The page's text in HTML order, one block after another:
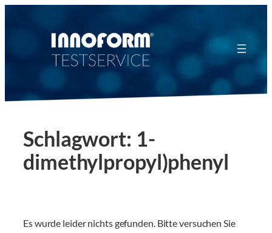
Schlagwort: 1-
dimethylpropyl)phenyl
Es wurde leider nichts gefunden. Bitte versuchen Sie